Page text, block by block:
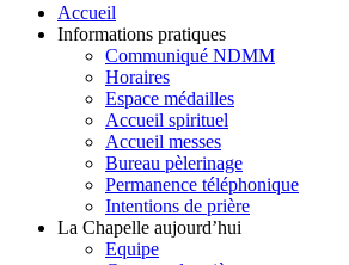
Accueil
Informations pratiques
Communiqué NDMM
Horaires
Espace médailles
Accueil spirituel
Accueil messes
Bureau pèlerinage
Permanence téléphonique
Intentions de prière
La Chapelle aujourd’hui
Equipe